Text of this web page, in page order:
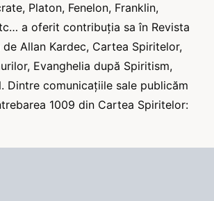
Platon, Fenelon, Franklin,
a oferit contribuția sa în Revista
Allan Kardec, Cartea Spiritelor,
Evanghelia după Spiritism,
Dintre comunicațiile sale publicăm
1009 din Cartea Spiritelor: